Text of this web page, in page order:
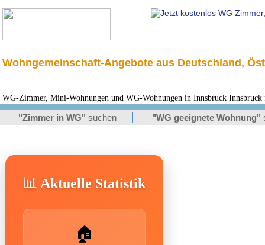
Wohngemeinschaft-Angebote aus Deutschland,
WG-Zimmer, Mini-Wohnungen und WG-Wohnungen in Innsbruck Innsbruck
"Zimmer in WG" suchen "WG geeignete Wohnung"
📊 Aktuelle Statistik
🏠